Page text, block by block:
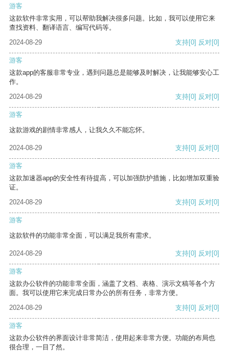
游客
这款软件非常实用，可以帮助我解决很多问题。比如，我可以使用它来
查找资料、翻译语言、编写代码等。
2024-08-29
支持[0] 反对[0]
游客
这款app的客服非常专业，遇到问题总是能够及时解决，让我能够安心工
作。
2024-08-29
支持[0] 反对[0]
游客
这款游戏的剧情非常感人，让我久久不能忘怀。
2024-08-29 支持[0] 反对[0]
游客
这款加速器app的安全性有待提高，可以加强防护措施，比如增加双重验
证。
2024-08-29
支持[0] 反对[0]
游客
这款软件的功能非常全面，可以满足我所有需求。
2024-08-29 支持[0] 反对[0]
游客
这款办公软件的功能非常全面，涵盖了文档、表格、演示文稿等各个方
面。我可以使用它来完成日常办公的所有任务，非常方便。
2024-08-29
支持[0] 反对[0]
游客
这款办公软件的界面设计非常简洁，使用起来非常方便。功能的布局也
很合理，一目了然。